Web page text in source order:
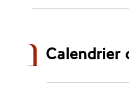
Calendrier